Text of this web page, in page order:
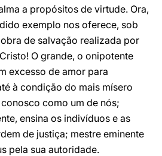
a propósitos de virtude. Ora,
exemplo nos oferece, sob
de salvação realizada por
O grande, o onipotente
excesso de amor para
à condição do mais mísero
como um de nós;
ensina os indivíduos e as
de justiça; mestre eminente
pela sua autoridade.